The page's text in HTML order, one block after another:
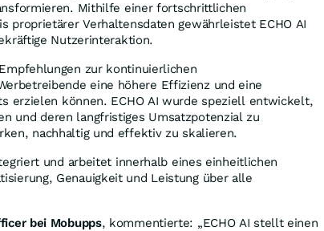
Mithilfe einer fortschrittlichen
proprietärer Verhaltensdaten gewährleistet ECHO AI
Nutzerinteraktion.
zur kontinuierlichen
eine höhere Effizienz und eine
erzielen können. ECHO AI wurde speziell entwickelt,
und deren langfristiges Umsatzpotenzial zu
nachhaltig und effektiv zu skalieren.
und arbeitet innerhalb eines einheitlichen
Genauigkeit und Leistung über alle
bei Mobupps, kommentierte: „ECHO AI stellt einen